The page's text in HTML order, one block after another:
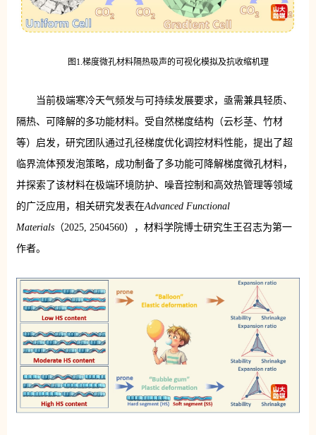
图1.梯度微孔材料隔热吸声的可视化模拟及抗收缩机理
当前极端寒冷天气频发与可持续发展要求，亟需兼具轻质、
隔热、可降解的多功能材料。受自然梯度结构（云杉茎、竹材
等）启发，研究团队通过孔径梯度优化调控材料性能，提出了超
临界流体预发泡策略，成功制备了多功能可降解梯度微孔材料，
并探索了该材料在极端环境防护、噪音控制和高效热管理等领域
的广泛应用，相关研究发表在Advanced Functional
Materials（2025, 2504560），材料学院博士研究生王召志为第一
作者。